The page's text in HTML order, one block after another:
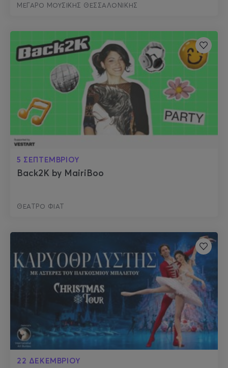
ΜΕΓΑΡΟ ΜΟΥΣΙΚΗΣ ΘΕΣΣΑΛΟΝΙΚΗΣ
5 ΣΕΠΤΕΜΒΡΙΟΥ
Back2K by MairiBoo
ΘΕΑΤΡΟ ΦΙΑΤ
22 ΔΕΚΕΜΒΡΙΟΥ